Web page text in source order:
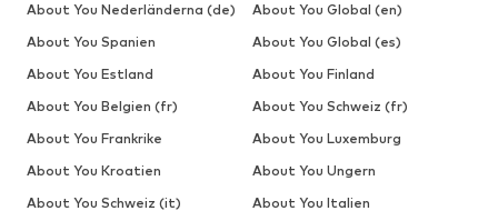
About You Nederländerna (de)
About You Global (en)
About You Spanien
About You Global (es)
About You Estland
About You Finland
About You Belgien (fr)
About You Schweiz (fr)
About You Frankrike
About You Luxemburg
About You Kroatien
About You Ungern
About You Schweiz (it)
About You Italien